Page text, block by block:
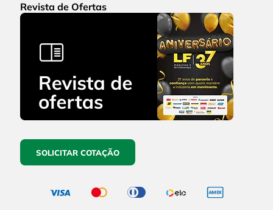
Revista de Ofertas
SOLICITAR COTAÇÃO